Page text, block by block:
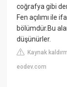
coğrafya gibi
Fen açılımı ile
bölümdür.Bu
düşünürler.
Kaynak
eodev.com